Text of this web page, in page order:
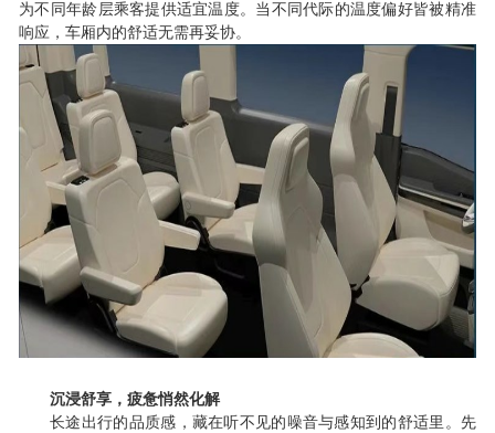
为不同年龄层乘客提供适宜温度。当不同代际的温度偏好皆被精准
响应，车厢内的舒适无需再妥协。
沉浸舒享，疲惫悄然化解
长途出行的品质感，藏在听不见的噪音与感知到的舒适里。先